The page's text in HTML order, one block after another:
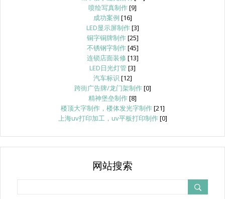
喷绘写真制作[9]
成功案例 [16]
LED显示屏制作[3]
铜字铜牌制作[25]
不锈钢字制作[45]
连锁店面装修 [13]
LED日光灯管[3]
汽车标识 [12]
跨街广告牌/龙门架制作[0]
精神堡垒制作[8]
楼顶大字制作，楼体发光字制作[21]
上海uv打印加工，uv平板打印制作[0]
网站搜索